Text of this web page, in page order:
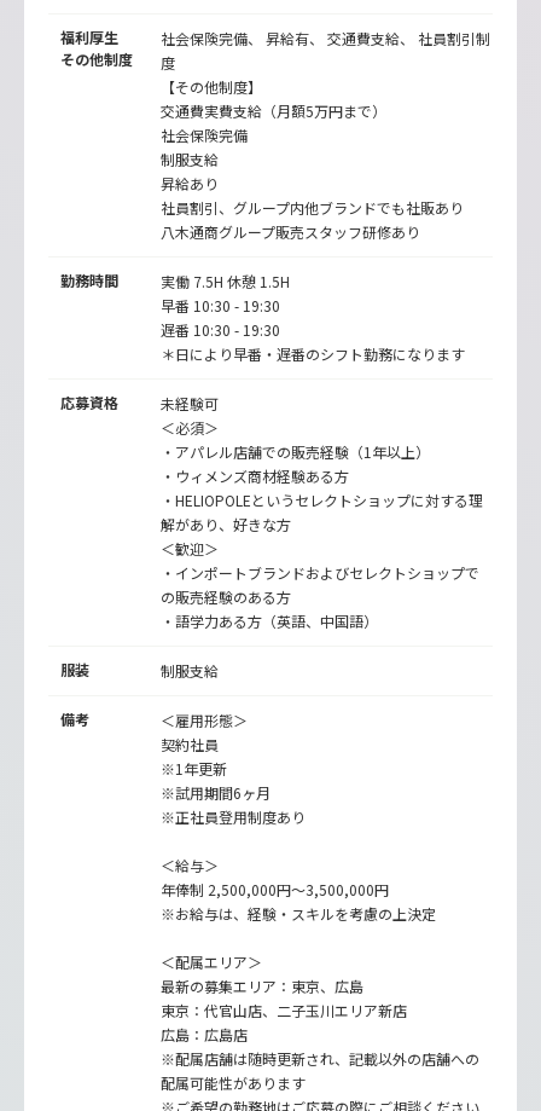
福利厚生
その他制度
社会保険完備、 昇給有、 交通費支給、 社員割引制
度
【その他制度】
交通費実費支給（月額5万円まで）
社会保険完備
制服支給
昇給あり
社員割引、グループ内他ブランドでも社販あり
八木通商グループ販売スタッフ研修あり
勤務時間
実働 7.5H 休憩 1.5H
早番 10:30 - 19:30
遅番 10:30 - 19:30
＊日により早番・遅番のシフト勤務になります
応募資格
未経験可
＜必須＞
・アパレル店舗での販売経験（1年以上）
・ウィメンズ商材経験ある方
・HELIOPOLEというセレクトショップに対する理
解があり、好きな方
＜歓迎＞
・インポートブランドおよびセレクトショップで
の販売経験のある方
・語学力ある方（英語、中国語）
服装 制服支給
備考
＜雇用形態＞
契約社員
※1年更新
※試用期間6ヶ月
※正社員登用制度あり
＜給与＞
年俸制 2,500,000円～3,500,000円
※お給与は、経験・スキルを考慮の上決定
＜配属エリア＞
最新の募集エリア：東京、広島
東京：代官山店、二子玉川エリア新店
広島：広島店
※配属店舗は随時更新され、記載以外の店舗への
配属可能性があります
※ご希望の勤務地はご応募の際にご相談ください